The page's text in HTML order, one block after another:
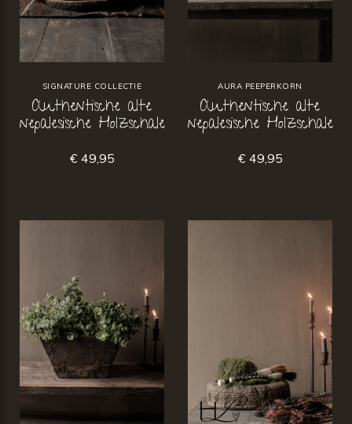
SIGNATURE COLLECTIE
Authentische alte
nepalesische Holzschale
€ 49,95
AURA PEEPERKORN
Authentische alte
nepalesische Holzschale
€ 49,95